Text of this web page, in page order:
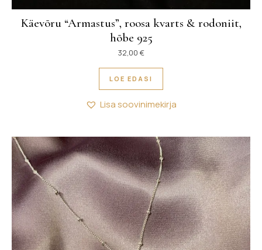
Käevõru “Armastus”, roosa kvarts & rodoniit,
hõbe 925
32,00 €
LOE EDASI
Lisa soovinimekirja